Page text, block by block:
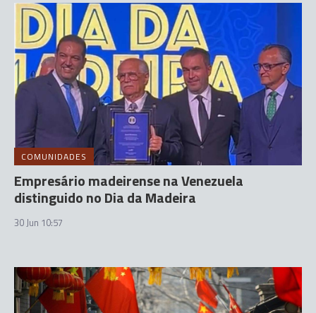
COMUNIDADES
Empresário madeirense na Venezuela
distinguido no Dia da Madeira
30 Jun 10:57